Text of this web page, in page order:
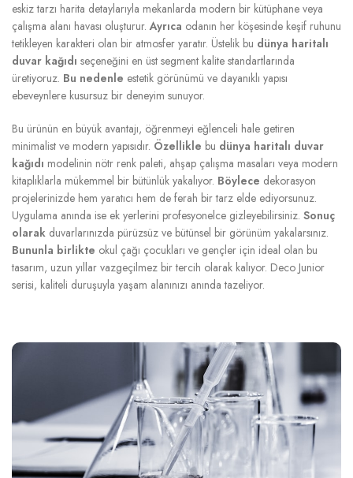
eskiz tarzı harita detaylarıyla mekanlarda modern bir kütüphane veya
çalışma alanı havası oluşturur.Ayrıca odanın her köşesinde keşif ruhunu
tetikleyen karakteri olan bir atmosfer yaratır. Üstelik bu dünya haritalı
duvar kağıdı seçeneğini en üst segment kalite standartlarında
üretiyoruz. Bu nedenle estetik görünümü ve dayanıklı yapısı
ebeveynlere kusursuz bir deneyim sunuyor.
Bu ürünün en büyük avantajı, öğrenmeyi eğlenceli hale getiren
minimalist ve modern yapısıdır. Özellikle bu dünya haritalı duvar
kağıdı modelinin nötr renk paleti, ahşap çalışma masaları veya modern
kitaplıklarla mükemmel bir bütünlük yakalıyor. Böylece dekorasyon
projelerinizde hem yaratıcı hem de ferah bir tarz elde ediyorsunuz.
Uygulama anında ise ek yerlerini profesyonelce gizleyebilirsiniz. Sonuç
olarak duvarlarınızda pürüzsüz ve bütünsel bir görünüm yakalarsınız.
Bununla birlikte okul çağı çocukları ve gençler için ideal olan bu
tasarım, uzun yıllar vazgeçilmez bir tercih olarak kalıyor. Deco Junior
serisi, kaliteli duruşuyla yaşam alanınızı anında tazeliyor.